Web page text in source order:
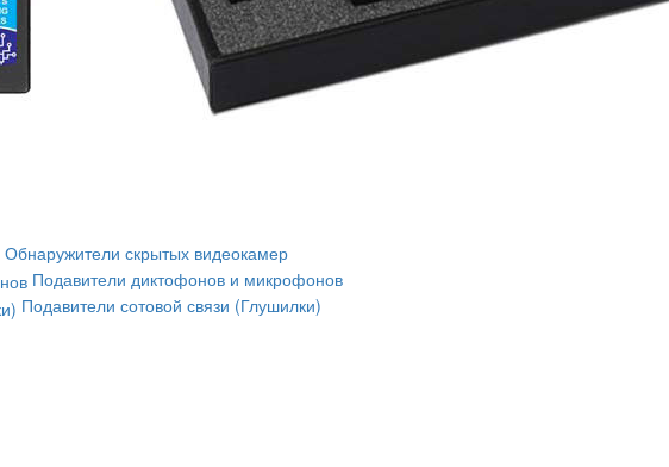
Обнаружители скрытых видеокамер
Подавители диктофонов и микрофонов
Подавители сотовой связи (Глушилки)